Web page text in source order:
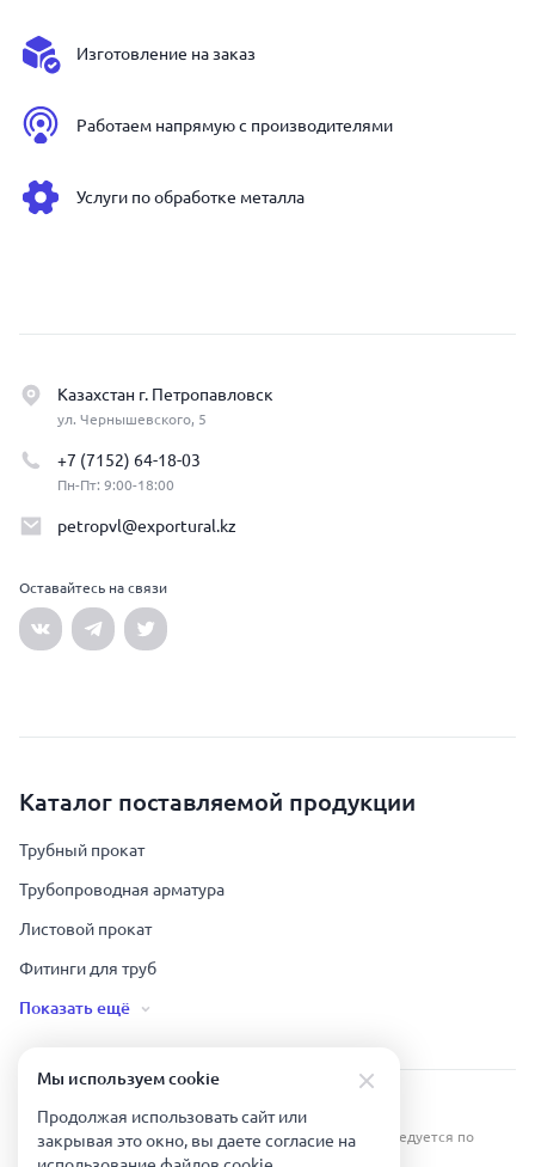
Изготовление на заказ
Работаем напрямую с производителями
Услуги по обработке металла
Казахстан г. Петропавловск
ул. Чернышевского, 5
+7 (7152) 64-18-03
Пн-Пт: 9:00-18:00
petropvl@exportural.kz
Оставайтесь на связи
Каталог поставляемой продукции
Трубный прокат
Трубопроводная арматура
Листовой прокат
Фитинги для труб
Показать ещё
Урал Тех Экспорт — Казахстан © 2019-
Все права защищены. Копирование информации преследуется по
Мы используем сookie
Продолжая использовать сайт или
закрывая это окно, вы даете согласие на